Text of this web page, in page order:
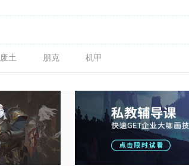
废土 朋克 机甲